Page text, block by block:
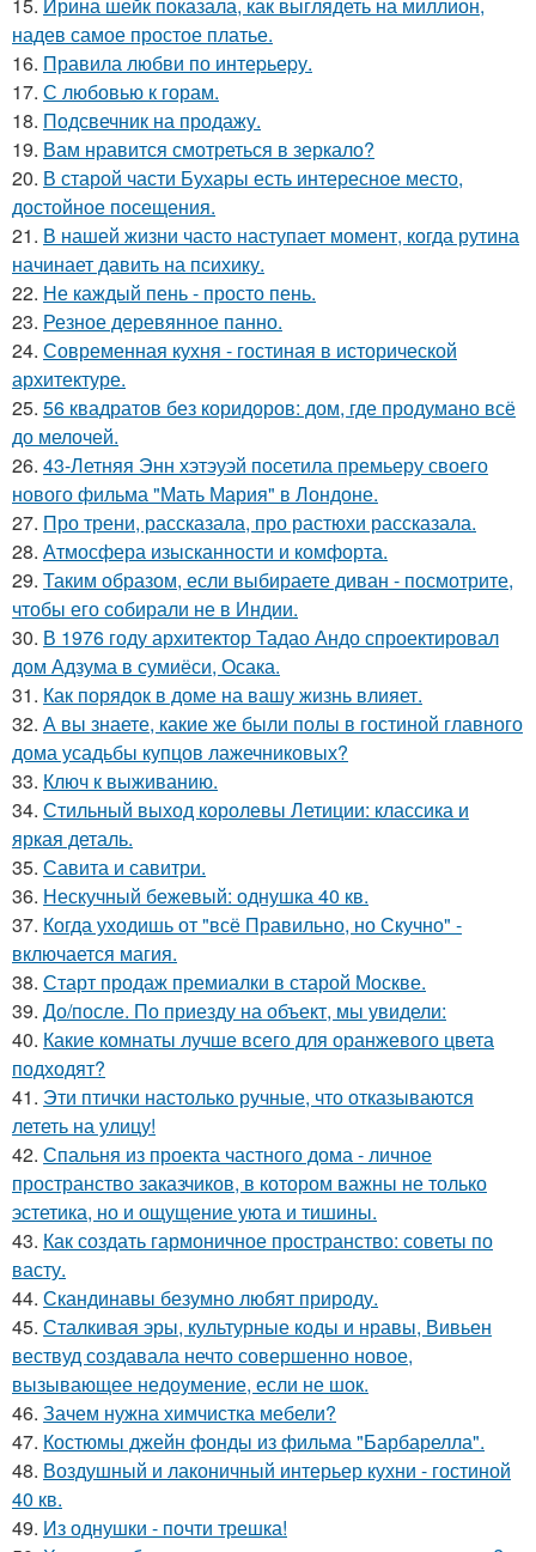
15. Ирина шейк показала, как выглядеть на миллион,
надев самое простое платье.
16. Правила любви по интеpьеpу.
17. С любовью к горам.
18. Подсвечник на продажу.
19. Вам нравится смотреться в зеркало?
20. В старой части Бухары есть интересное место,
достойное посещения.
21. В нашей жизни часто наступает момент, когда рутина
начинает давить на психику.
22. Не каждый пень - просто пень.
23. Резное деревянное панно.
24. Современная кухня - гостиная в исторической
архитектуре.
25. 56 квадратов без коридоров: дом, где продумано всё
до мелочей.
26. 43-Летняя Энн хэтэуэй посетила премьеру своего
нового фильма "Мать Мария" в Лондоне.
27. Про трени, рассказала, про растюхи рассказала.
28. Атмосфера изысканности и комфорта.
29. Таким образом, если выбираете диван - посмотрите,
чтобы его собирали не в Индии.
30. В 1976 году архитектор Тадао Андо спроектировал
дом Адзума в сумиёси, Осака.
31. Как порядок в доме на вашу жизнь влияет.
32. А вы знаете, какие же были полы в гостиной главного
дома усадьбы купцов лажечниковых?
33. Ключ к выживанию.
34. Стильный выход королевы Летиции: классика и
яркая деталь.
35. Савита и савитри.
36. Нескучный бежевый: однушка 40 кв.
37. Когда уходишь от "всё Правильно, но Скучно" -
включается магия.
38. Старт продаж премиалки в старой Москве.
39. До/после. По приезду на объект, мы увидели:
40. Какие комнаты лучше всего для оранжевого цвета
подходят?
41. Эти птички настолько ручные, что отказываются
лететь на улицу!
42. Спальня из проекта частного дома - личное
пространство заказчиков, в котором важны не только
эстетика, но и ощущение уюта и тишины.
43. Как создать гармоничное пространство: советы по
васту.
44. Скандинавы безумно любят природу.
45. Сталкивая эры, культурные коды и нравы, Вивьен
вествуд создавала нечто совершенно новое,
вызывающее недоумение, если не шок.
46. Зачем нужна химчистка мебели?
47. Костюмы джейн фонды из фильма "Барбарелла".
48. Воздушный и лаконичный интерьер кухни - гостиной
40 кв.
49. Из однушки - почти трешка!